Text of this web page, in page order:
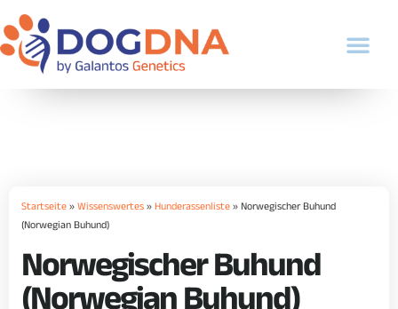
Startseite»Wissenswertes» Hunderassenliste» Norwegischer Buhund
(Norwegian Buhund)
Norwegischer Buhund